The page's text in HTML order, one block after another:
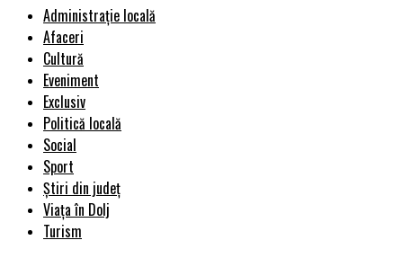
Administrație locală
Afaceri
Cultură
Eveniment
Exclusiv
Politică locală
Social
Sport
Știri din județ
Viața în Dolj
Turism